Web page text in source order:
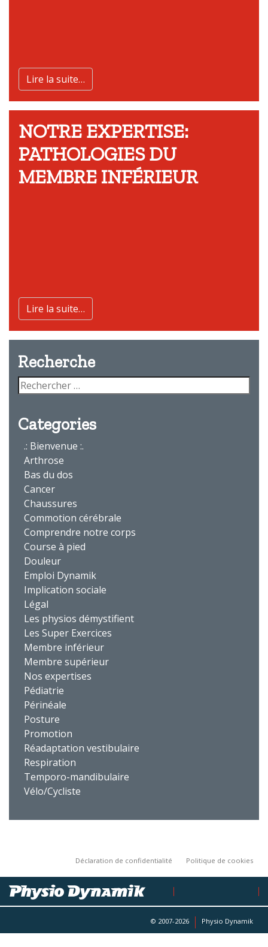
Lire la suite…
NOTRE EXPERTISE:
PATHOLOGIES DU
MEMBRE INFÉRIEUR
Lire la suite…
Recherche
Categories
.: Bienvenue :.
Arthrose
Bas du dos
Cancer
Chaussures
Commotion cérébrale
Comprendre notre corps
Course à pied
Douleur
Emploi Dynamik
Implication sociale
Légal
Les physios démystifient
Les Super Exercices
Membre inférieur
Membre supérieur
Nos expertises
Pédiatrie
Périnéale
Posture
Promotion
Réadaptation vestibulaire
Respiration
Temporo-mandibulaire
Vélo/Cycliste
Déclaration de confidentialité Politique de cookies
© 2007-2026 Physio Dynamik